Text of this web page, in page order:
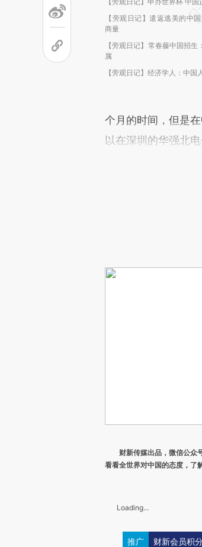
【旁观日记】遣返逃美的中
商量
【旁观日记】常春藤中国招
属
【旁观日记】经济学人：中国
个月的时间，但是
以在深圳的华强北
财新传媒出品，微信公众号
看看全世界对中国的态度，了
Loading...
推广 财新会员积